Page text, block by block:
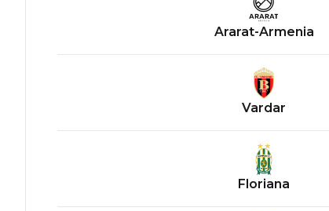
Ararat-Armenia
Vardar
Floriana